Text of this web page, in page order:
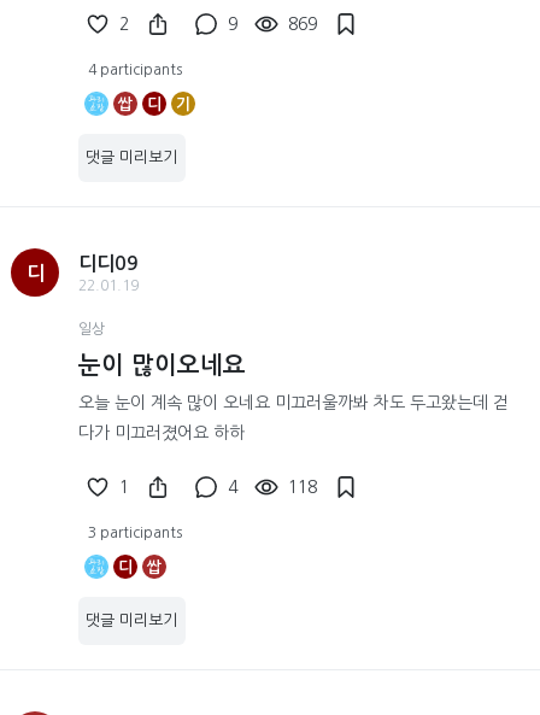
2 9 869
4 participants
쌉 디 기
댓글 미리보기
디
디디09
22.01.19
일상
눈이 많이오네요
오늘 눈이 계속 많이 오네요 미끄러울까봐 차도 두고왔는데 걷
다가 미끄러졌어요 하하
1 4 118
3 participants
디 쌉
댓글 미리보기